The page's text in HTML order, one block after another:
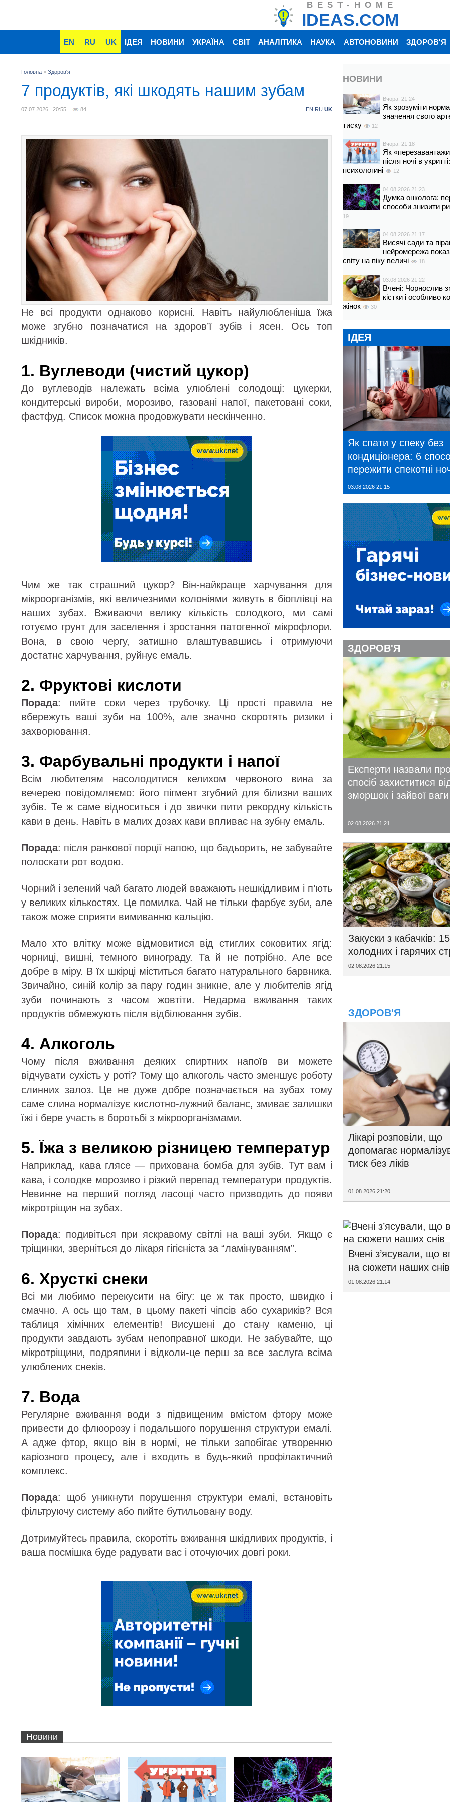
BEST-HOME
IDEAS.COM
EN RU UK ІДЕЯ НОВИНИ УКРАЇНА СВІТ АНАЛІТИКА НАУКА АВТОНОВИНИ ЗДОРОВ'Я
Головна > Здоров'я
7 продуктів, які шкодять нашим зубам
07.07.2026 20:55 84 EN RU UK
Не всі продукти однаково корисні. Навіть найулюбленіша їжа
може згубно позначатися на здоров’ї зубів і ясен. Ось топ
шкідників.
1. Вуглеводи (чистий цукор)
До вуглеводів належать всіма улюблені солодощі: цукерки,
кондитерські вироби, морозиво, газовані напої, пакетовані соки,
фастфуд. Список можна продовжувати нескінченно.
Чим же так страшний цукор? Він-найкраще харчування для
мікроорганізмів, які величезними колоніями живуть в біоплівці на
наших зубах. Вживаючи велику кількість солодкого, ми самі
готуємо грунт для заселення і зростання патогенної мікрофлори.
Вона, в свою чергу, затишно влаштувавшись і отримуючи
достатнє харчування, руйнує емаль.
2. Фруктові кислоти
Порада: пийте соки через трубочку. Ці прості правила не
вбережуть ваші зуби на 100%, але значно скоротять ризики і
захворювання.
3. Фарбувальні продукти і напої
Всім любителям насолодитися келихом червоного вина за
вечерею повідомляємо: його пігмент згубний для білизни ваших
зубів. Те ж саме відноситься і до звички пити рекордну кількість
кави в день. Навіть в малих дозах кави впливає на зубну емаль.
Порада: після ранкової порції напою, що бадьорить, не забувайте
полоскати рот водою.
Чорний і зелений чай багато людей вважають нешкідливим і п’ють
у великих кількостях. Це помилка. Чай не тільки фарбує зуби, але
також може сприяти вимиванню кальцію.
Мало хто влітку може відмовитися від стиглих соковитих ягід:
чорниці, вишні, темного винограду. Та й не потрібно. Але все
добре в міру. В їх шкірці міститься багато натурального барвника.
Звичайно, синій колір за пару годин зникне, але у любителів ягід
зуби починають з часом жовтіти. Недарма вживання таких
продуктів обмежують після відбілювання зубів.
4. Алкоголь
Чому після вживання деяких спиртних напоїв ви можете
відчувати сухість у роті? Тому що алкоголь часто зменшує роботу
слинних залоз. Це не дуже добре позначається на зубах тому
саме слина нормалізує кислотно-лужний баланс, змиває залишки
їжі і бере участь в боротьбі з мікроорганізмами.
5. Їжа з великою різницею температур
Наприклад, кава глясе — прихована бомба для зубів. Тут вам і
кава, і солодке морозиво і різкий перепад температури продуктів.
Невинне на перший погляд ласощі часто призводить до появи
мікротріщин на зубах.
Порада: подивіться при яскравому світлі на ваші зуби. Якщо є
тріщинки, зверніться до лікаря гігієніста за “ламінуванням”.
6. Хрусткі снеки
Всі ми любимо перекусити на бігу: це ж так просто, швидко і
смачно. А ось що там, в цьому пакеті чіпсів або сухариків? Вся
таблиця хімічних елементів! Висушені до стану каменю, ці
продукти завдають зубам непоправної шкоди. Не забувайте, що
мікротріщини, подряпини і відколи-це перш за все заслуга всіма
улюблених снеків.
7. Вода
Регулярне вживання води з підвищеним вмістом фтору може
привести до флюорозу і подальшого порушення структури емалі.
А адже фтор, якщо він в нормі, не тільки запобігає утворенню
каріозного процесу, але і входить в будь-який профілактичний
комплекс.
Порада: щоб уникнути порушення структури емалі, встановіть
фільтруючу систему або пийте бутильовану воду.
Дотримуйтесь правила, скоротіть вживання шкідливих продуктів, і
ваша посмішка буде радувати вас і оточуючих довгі роки.
Новини
НОВИНИ
Вчора, 21:24
Як зрозуміти
значення свого
тиску
12
Вчора, 21:18
Як
після ночі в
психологині
12
04.08.2026 21:23
Думка онколога:
способи знизити
19
04.08.2026 21:17
Висячі сади та
нейромережа
світу на піку величі
18
03.08.2026 21:22
Вчені: Чорнослив
кістки і особливо
жінок
30
ІДЕЯ
Як спати у спеку без
кондиціонера: 6
пережити спекотні
03.08.2026 21:15
ЗДОРОВ'Я
Експерти назвали
спосіб захиститися
зморшок і зайвої ваги
02.08.2026 21:21
Закуски з кабачків: 15
холодних і гарячих
02.08.2026 21:15
ЗДОРОВ'Я
Лікарі розповіли, що
допомагає
тиск без ліків
01.08.2026 21:20
Вчені з’ясували, що
на сюжети наших снів
01.08.2026 21:14